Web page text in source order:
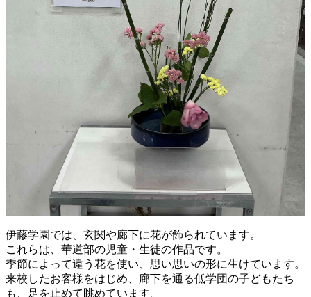
伊藤学園では、玄関や廊下に花が飾られています。
これらは、華道部の児童・生徒の作品です。
季節によって違う花を使い、思い思いの形に生けています。
来校したお客様をはじめ、廊下を通る低学団の子どもたち
も、足を止めて眺めています。